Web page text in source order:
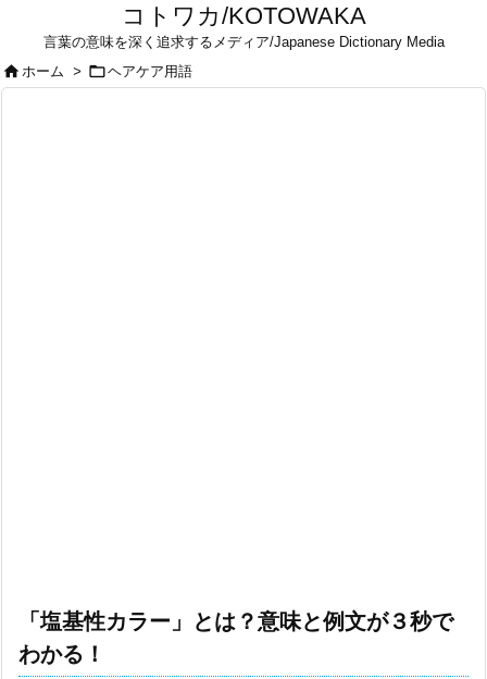
コトワカ/KOTOWAKA
言葉の意味を深く追求するメディア/Japanese Dictionary Media
ホーム > ヘアケア用語
「塩基性カラー」とは？意味と例文が３秒で
わかる！